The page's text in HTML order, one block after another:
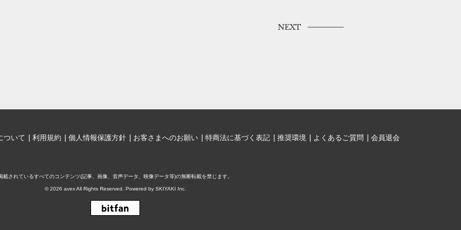
NEXT
ついて 利用規約 個人情報保護方針 お客さまへのお願い 特商法に基づく表記 推奨環境 よくあるご質問 会員退会
載されているすべてのコンテンツ(記事、画像、音声データ、映像データ等)の無断転載を禁じます。
© 2026 avex All Rights Reserved. Powered by SKIYAKI Inc.